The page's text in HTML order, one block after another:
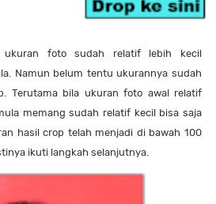
ukuran foto sudah relatif lebih kecil
Namun belum tentu ukurannya sudah
Terutama bila ukuran foto awal relatif
memang sudah relatif kecil bisa saja
hasil crop telah menjadi di bawah 100
ikuti langkah selanjutnya.